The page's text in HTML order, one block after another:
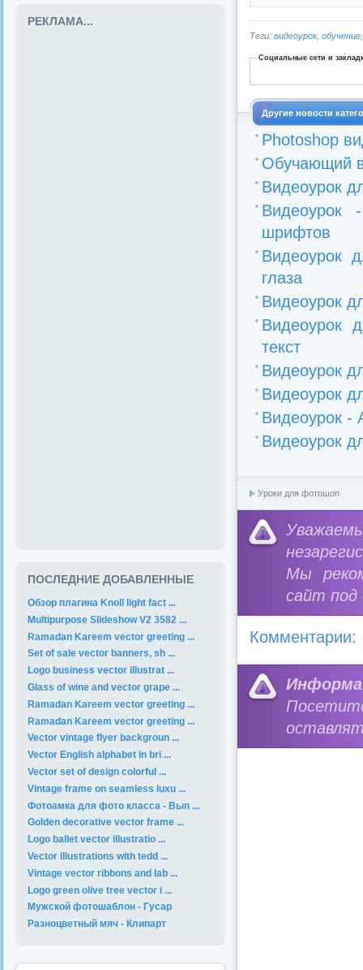
Теги: видеоурок, обучение
Социальные сети и
Другие новости
Photoshop
Обучающий
Видеоурок
Видеоурок
шрифтов
Видеоурок
глаза
Видеоурок
Видеоурок
текст
Видеоурок
Видеоурок
Видеоурок -
Видеоурок
Уроки для фотошоп
Мы
сайт под
Комментарии:
РЕКЛАМА...
ПОСЛЕДНИЕ ДОБАВЛЕННЫЕ
Обзор плагина Knoll light fact ...
Multipurpose Slideshow V2 3582 ...
Ramadan Kareem vector greeting ...
Set of sale vector banners, sh ...
Logo business vector illustrat ...
Glass of wine and vector grape ...
Ramadan Kareem vector greeting ...
Ramadan Kareem vector greeting ...
Vector vintage flyer backgroun ...
Vector English alphabet in bri ...
Vector set of design colorful ...
Vintage frame on seamless luxu ...
Фотоамка для фото класса - Вып ...
Golden decorative vector frame ...
Logo ballet vector illustratio ...
Vector illustrations with tedd ...
Vintage vector ribbons and lab ...
Logo green olive tree vector i ...
Мужской фотошаблон - Гусар
Разноцветный мяч - Клипарт